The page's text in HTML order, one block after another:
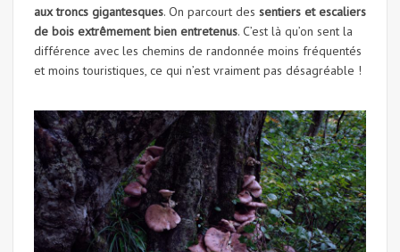
aux troncs gigantesques. On parcourt des sentiers et escaliers
de bois extrêmement bien entretenus. C’est là qu’on sent la
différence avec les chemins de randonnée moins fréquentés
et moins touristiques, ce qui n’est vraiment pas désagréable !